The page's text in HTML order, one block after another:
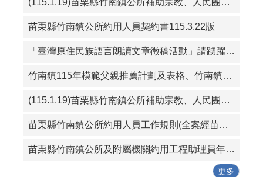
(115.1.19)苗栗縣竹南鎮公所補助宗教、人民團體活動實施要點
苗栗縣竹南鎮公所約用人員契約書115.3.22版
「臺灣原住民族語言朗讀文章徵稿活動」請踴躍投稿
竹南鎮115年模範父親推薦計劃及表格、竹南鎮115好人好事代表推薦計畫及表格
(115.1.19)苗栗縣竹南鎮公所補助宗教、人民團體活動實施要點
苗栗縣竹南鎮公所約用人員工作規則(全案經苗栗縣政府115年1月19日府勞資字第1150005614號同意備查)
苗栗縣竹南鎮公所及附屬機關約用工程助理員年終考核紀錄表
更多